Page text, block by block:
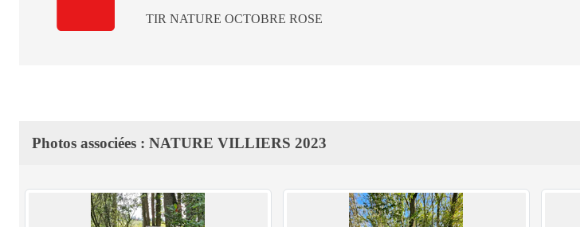
TIR NATURE OCTOBRE ROSE
Photos associées : NATURE VILLIERS 2023